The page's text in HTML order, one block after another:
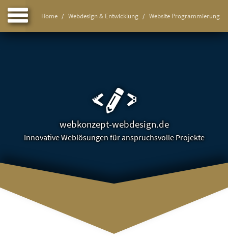
Home Webdesign & Entwicklung Website Programmierung
webkonzept-webdesign.de
Innovative Weblösungen für anspruchsvolle Projekte